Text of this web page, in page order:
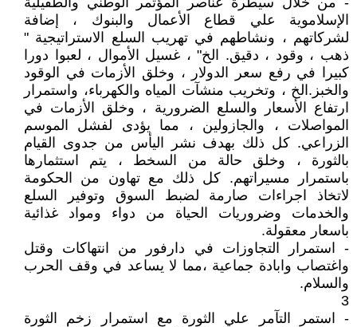
الإسلاموية علي قطاع الأعمال والبنوك ، إضافة
لشركاتهم ، ونشاطهم في تهريب السلع الاستراتيجية "
ذهب ، وقود ، دقيق. الخ" ، غسيل الأموال ، لعبوا دورا
كبيرا في رفع سعر الدولار ، وخلق الأزمات في الوقود
والخبز.الخ ، وتخريب منشآت المياه والكهرباء، واستمرار
ارتفاع الأسعار والسلع الضرورية ، وخلق الأزمات في
المواصلات ، والجازولين ، مما يؤدى لفشل الموسم
الزراعي. كل ذلك بهدف نشر اليأس من جدوى القيام
بالثورة ، وخلق حالة من السخط ، يتم استثمارها
باستمرار مسيراتهم. كل ذلك مع تهاون من الحكومة
لاتخاذ اجراءات صارمة لضبط السوق وتوفير السلع
والخدمات وضروريات الحياة من دواء ومواد غذائية
باسعار معقولة.
- استمرار التجاوزات في دارفور من انتهاكات وقتل
واغتصاب وابادة جماعية ،مما لا يساعد في وقف الحرب
والسلام.
3
- استمر التآمر علي الثورة مع استمرار زخم الثورة